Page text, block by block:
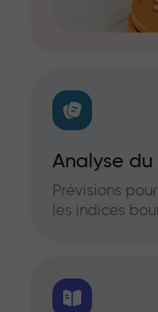
Analyse
Prévisions
les indices